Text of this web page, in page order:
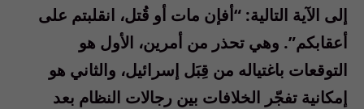
إلى الآية التالية: “أفإن مات أو قُتل، انقلبتم على
أعقابكم”. وهي تحذر من أمرين، الأول هو
التوقعات باغتياله من قِبَل إسرائيل، والثاني هو
إمكانية تفجّر الخلافات بين رجالات النظام بعد